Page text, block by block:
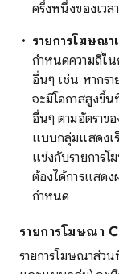
ครึ่งหนึ่งของเวล
รายการโฆษณ
กำหนดความถี่ใ
อื่นๆ เช่น หากร
จะมีโอกาสสูงขึ้
อื่นๆ ตามอัตราข
แบบกลุ่มแสดงเ
แข่งกับรายการ
ต้องได้การแสดง
กำหนด
รายการโฆษณา
รายการโฆษณาส่ว